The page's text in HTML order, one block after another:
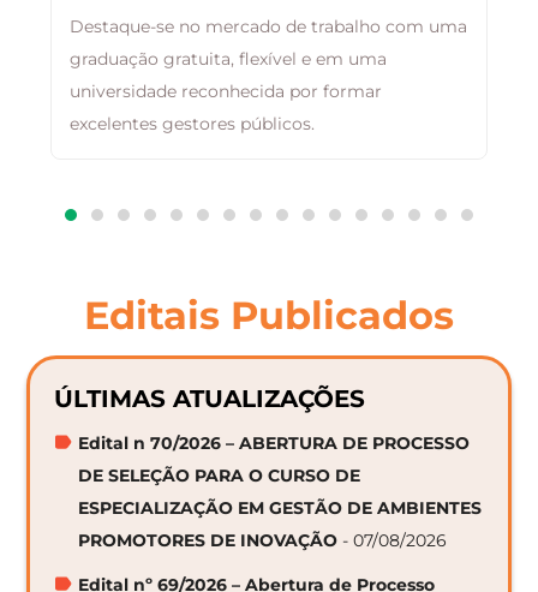
Destaque-se no mercado de trabalho com uma
graduação gratuita, flexível e em uma
universidade reconhecida por formar
excelentes gestores públicos.
Editais Publicados
ÚLTIMAS ATUALIZAÇÕES
Edital n 70/2026 – ABERTURA DE PROCESSO
DE SELEÇÃO PARA O CURSO DE
ESPECIALIZAÇÃO EM GESTÃO DE AMBIENTES
PROMOTORES DE INOVAÇÃO - 07/08/2026
Edital nº 69/2026 – Abertura de Processo